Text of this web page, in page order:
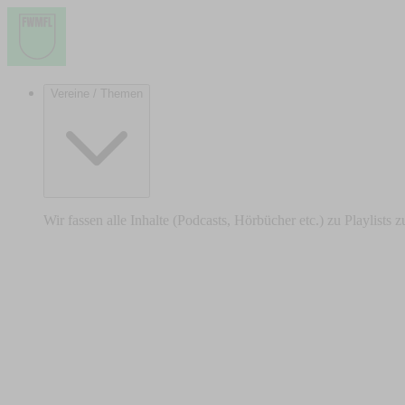
Vereine / Themen
Wir fassen alle Inhalte (Podcasts, Hörbücher etc.) zu Playlists